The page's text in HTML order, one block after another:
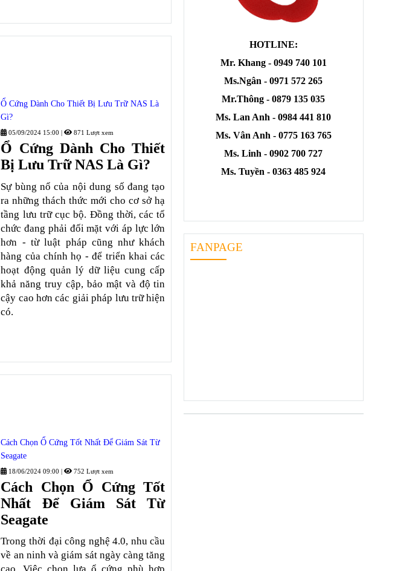
Ổ Cứng Dành Cho Thiết Bị Lưu Trữ NAS Là
Gì?
05/09/2024 15:00| 871 Lượt xem
Ổ Cứng Dành Cho Thiết
Bị Lưu Trữ NAS Là Gì?
Sự bùng nổ của nội dung số đang tạo
ra những thách thức mới cho cơ sở hạ
tầng lưu trữ cục bộ. Đồng thời, các tổ
chức đang phải đối mặt với áp lực lớn
hơn - từ luật pháp cũng như khách
hàng của chính họ - để triển khai các
hoạt động quản lý dữ liệu cung cấp
khả năng truy cập, bảo mật và độ tin
cậy cao hơn các giải pháp lưu trữ hiện
có.
Cách Chọn Ổ Cứng Tốt Nhất Để Giám Sát Từ
Seagate
18/06/2024 09:00| 752 Lượt xem
Cách Chọn Ổ Cứng Tốt
Nhất Để Giám Sát Từ
Seagate
Trong thời đại công nghệ 4.0, nhu cầu
về an ninh và giám sát ngày càng tăng
HOTLINE:
Mr. Khang - 0949 740 101
Ms.Ngân - 0971 572 265
Mr.Thông - 0879 135 035
Ms. Lan Anh - 0984 441 810
Ms. Vân Anh - 0775 163 765
Ms. Linh - 0902 700 727
Ms. Tuyền - 0363 485 924
FANPAGE